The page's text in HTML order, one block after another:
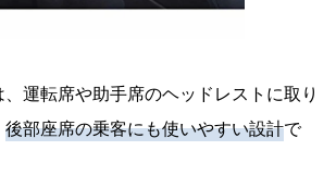
運転席や助手席のヘッドレストに取り
後部座席の乗客にも使いやすい設計で